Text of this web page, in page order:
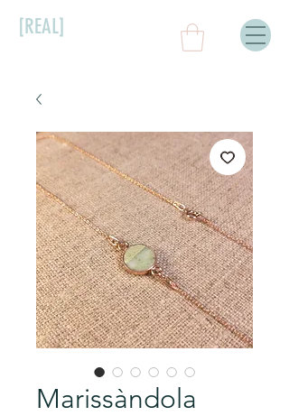
[REAL]
Marissàndola